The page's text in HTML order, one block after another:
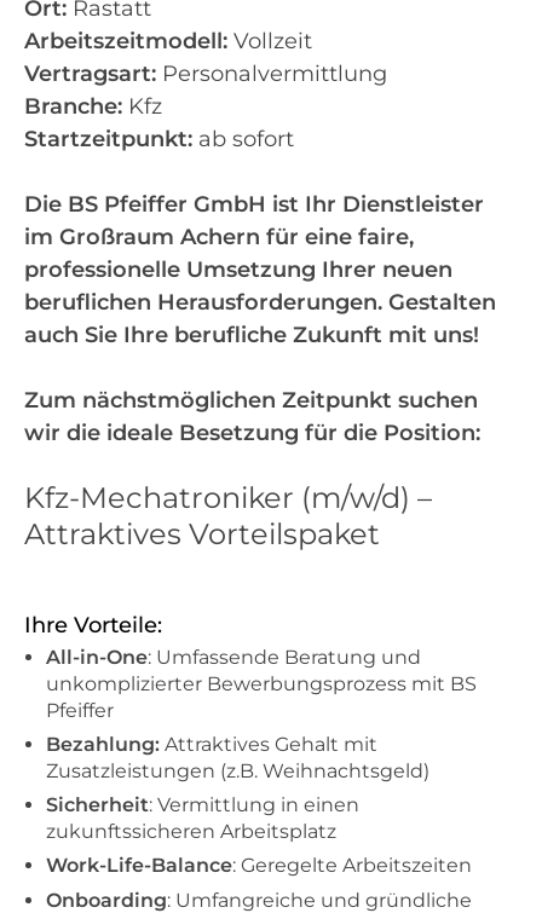
Ort: Rastatt
Arbeitszeitmodell: Vollzeit
Vertragsart: Personalvermittlung
Branche: Kfz
Startzeitpunkt: ab sofort
Die BS Pfeiffer GmbH ist Ihr Dienstleister
im Großraum Achern für eine faire,
professionelle Umsetzung Ihrer neuen
beruflichen Herausforderungen. Gestalten
auch Sie Ihre berufliche Zukunft mit uns!
Zum nächstmöglichen Zeitpunkt suchen
wir die ideale Besetzung für die Position:
Kfz-Mechatroniker (m/w/d) –
Attraktives Vorteilspaket
Ihre Vorteile:
All-in-One: Umfassende Beratung und
unkomplizierter Bewerbungsprozess mit BS
Pfeiffer
Bezahlung: Attraktives Gehalt mit
Zusatzleistungen (z.B. Weihnachtsgeld)
Sicherheit: Vermittlung in einen
zukunftssicheren Arbeitsplatz
Work-Life-Balance: Geregelte Arbeitszeiten
Onboarding: Umfangreiche und gründliche